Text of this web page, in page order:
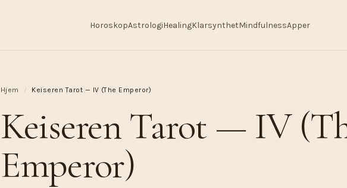
HoroskopAstrologiHealingKlarsynthetMindfulnessApper
Hjem Keiseren Tarot — IV (The Emperor)
Keiseren Tarot — IV
Emperor)